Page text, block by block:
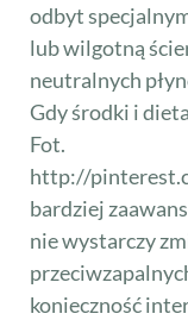
odbyt
lub wilgotną
neutralnych
Gdy środki i
Fot.
http://
bardziej
nie wystarczy
konieczność